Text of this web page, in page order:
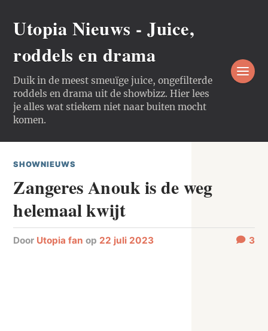
Utopia Nieuws - Juice,
roddels en drama
Duik in de meest smeuïge juice, ongefilterde
roddels en drama uit de showbizz. Hier lees
je alles wat stiekem niet naar buiten mocht
komen.
SHOWNIEUWS
Zangeres Anouk is de weg
helemaal kwijt
door Utopia fan op 22 juli 2023 3